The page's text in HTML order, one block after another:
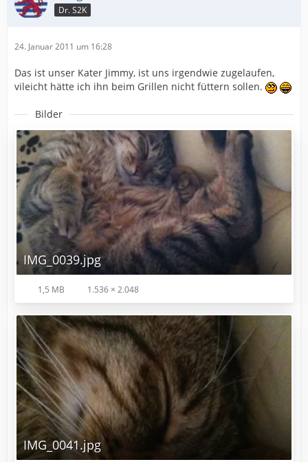
Dr. S2K
24. Januar 2011 um 16:28
Das ist unser Kater Jimmy, ist uns irgendwie zugelaufen,
vileicht hätte ich ihn beim Grillen nicht füttern sollen.
Bilder
IMG_0039.jpg
1,5 MB 1.536 × 2.048
IMG_0041.jpg